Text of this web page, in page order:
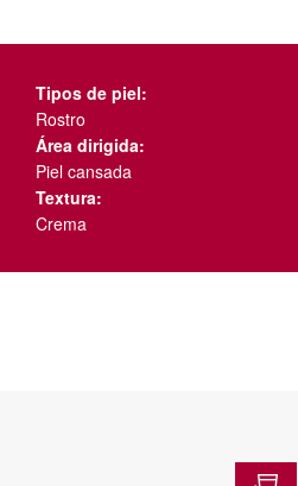
Tipos de piel:
Rostro
Área dirigida:
Piel cansada
Textura:
Crema